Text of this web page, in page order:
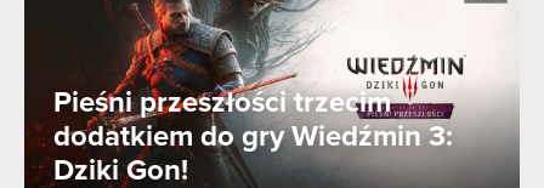
Pieśni przeszłości trzecim
dodatkiem do gry Wiedźmin 3:
Dziki Gon!